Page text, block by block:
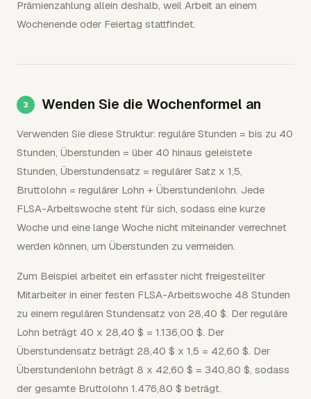
Prämienzahlung allein deshalb, weil Arbeit an einem
Wochenende oder Feiertag stattfindet.
Wenden Sie die Wochenformel an
Verwenden Sie diese Struktur: reguläre Stunden = bis zu 40
Stunden, Überstunden = über 40 hinaus geleistete
Stunden, Überstundensatz = regulärer Satz x 1,5,
Bruttolohn = regulärer Lohn + Überstundenlohn. Jede
FLSA-Arbeitswoche steht für sich, sodass eine kurze
Woche und eine lange Woche nicht miteinander verrechnet
werden können, um Überstunden zu vermeiden.
Zum Beispiel arbeitet ein erfasster nicht freigestellter
Mitarbeiter in einer festen FLSA-Arbeitswoche 48 Stunden
zu einem regulären Stundensatz von 28,40 $. Der reguläre
Lohn beträgt 40 x 28,40 $ = 1.136,00 $. Der
Überstundensatz beträgt 28,40 $ x 1,5 = 42,60 $. Der
Überstundenlohn beträgt 8 x 42,60 $ = 340,80 $, sodass
der gesamte Bruttolohn 1.476,80 $ beträgt.